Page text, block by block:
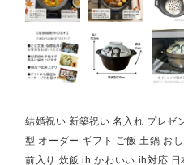
結婚祝い 新築祝い 名入れ プレゼ
型 オーダー ギフト ご飯 土鍋 お
前入り 炊飯 ih かわいい ih対応